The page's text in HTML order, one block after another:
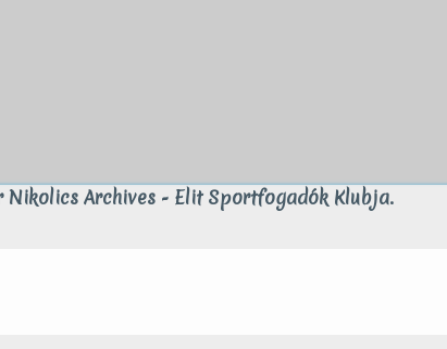
Nikolics Archives - Elit Sportfogadók Klubja.